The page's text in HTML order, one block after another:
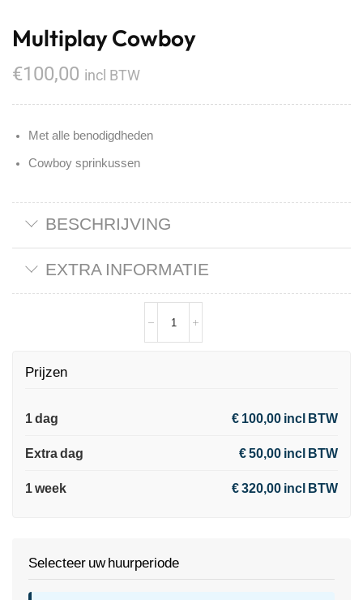
Multiplay Cowboy
€100,00 incl BTW
Met alle benodigdheden
Cowboy sprinkussen
BESCHRIJVING
EXTRA INFORMATIE
Prijzen
1 dag € 100,00 incl BTW
Extra dag € 50,00 incl BTW
1 week € 320,00 incl BTW
Selecteer uw huurperiode